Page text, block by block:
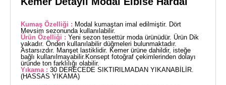
Kumaş Özelliği : Modal kumaştan imal edilmiştir. Dört
Mevsim sezonunda kullanılabilir.
Ürün Özelliği : Yeni sezon tesettür moda ürünüdür. Ürün Dik
yakadır. Önden kullanılabilir düğmeleri bulunmaktadır.
Astarsızdır. Manşet lastiklidir. Kemer ürüne dahildir, isteğe
bağlı kullanılmayabilir.Konsept fotoğraf çekimlerinden dolayı
üründe ton farklılığı olabilir.
Yıkama : 30 DERECEDE SIKTIRILMADAN YIKANABİLİR.
(HASSAS YIKAMA)